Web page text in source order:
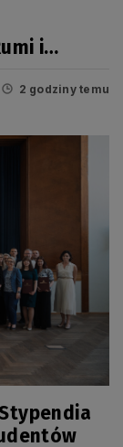
i
2 godziny temu